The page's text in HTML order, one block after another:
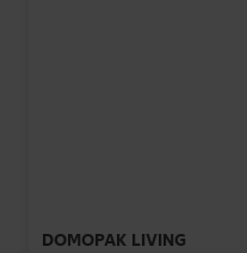
DOMOPAK LIVING